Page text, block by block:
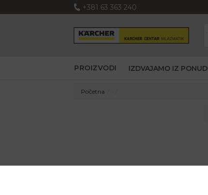
+381 63 363 240
PROIZVODI IZDVAJAMO IZ
Početna